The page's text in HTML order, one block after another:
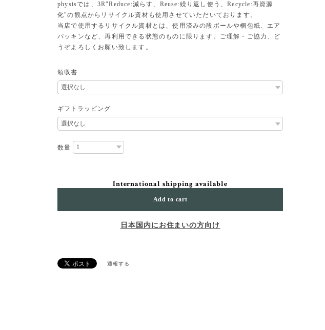
physisでは、3R"Reduce:減らす、Reuse:繰り返し使う、Recycle:再資源
化"の観点からリサイクル資材も使用させていただいております。
当店で使用するリサイクル資材とは、使用済みの段ボールや梱包紙、エア
パッキンなど、再利用できる状態のものに限ります。ご理解・ご協力、ど
うぞよろしくお願い致します。
領収書
ギフトラッピング
数量
International shipping available
Add to cart
日本国内にお住まいの方向け
通報する